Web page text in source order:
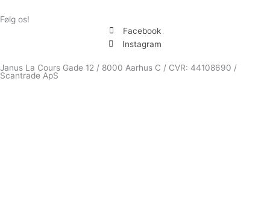
Følg os!
Facebook
Instagram
Janus La Cours Gade 12 / 8000 Aarhus C / CVR: 44108690 /
Scantrade ApS